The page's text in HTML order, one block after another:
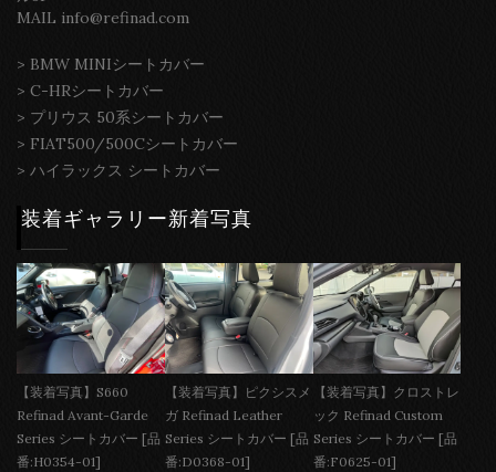
MAIL info@refinad.com
> BMW MINIシートカバー
> C-HRシートカバー
> プリウス 50系シートカバー
> FIAT500/500Cシートカバー
> ハイラックス シートカバー
装着ギャラリー新着写真
【装着写真】S660
Refinad Avant-Garde
Series シートカバー [品
番:H0354-01]
【装着写真】ピクシスメ
ガ Refinad Leather
Series シートカバー [品
番:D0368-01]
【装着写真】クロストレ
ック Refinad Custom
Series シートカバー [品
番:F0625-01]